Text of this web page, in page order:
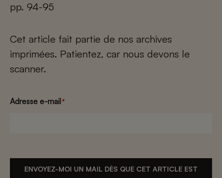
pp. 94-95
Cet article fait partie de nos archives
imprimées. Patientez, car nous devons le
scanner.
Adresse e-mail*
ENVOYEZ-MOI UN MAIL DÈS QUE CET ARTICLE EST